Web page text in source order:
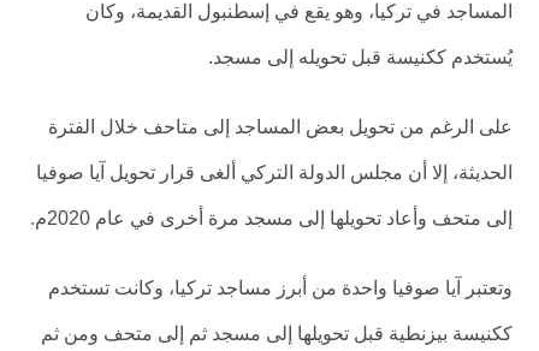
المساجد في تركيا، وهو يقع في إسطنبول القديمة، وكان
يُستخدم ككنيسة قبل تحويله إلى مسجد.
على الرغم من تحويل بعض المساجد إلى متاحف خلال الفترة
الحديثة، إلا أن مجلس الدولة التركي ألغى قرار تحويل آيا صوفيا
إلى متحف وأعاد تحويلها إلى مسجد مرة أخرى في عام 2020م.
وتعتبر آيا صوفيا واحدة من أبرز مساجد تركيا، وكانت تستخدم
ككنيسة بيزنطية قبل تحويلها إلى مسجد ثم إلى متحف ومن ثم